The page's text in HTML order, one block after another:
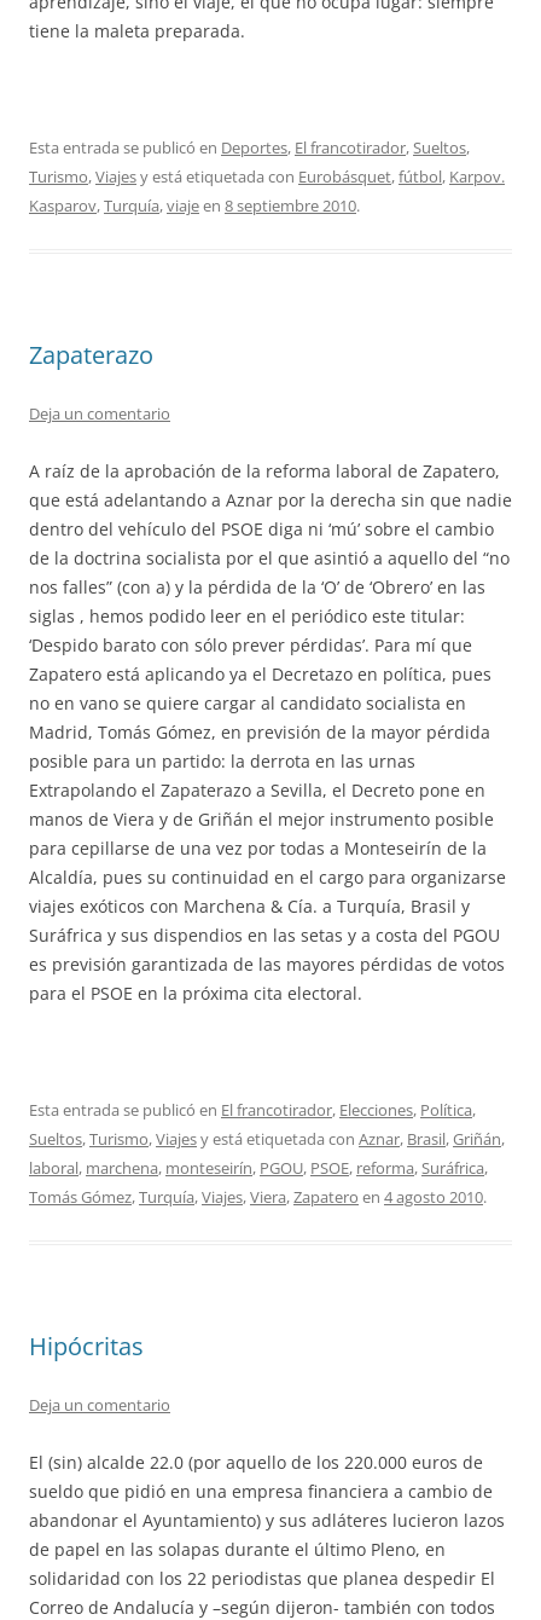
tiene la maleta preparada.
Esta entrada se publicó en Deportes, El francotirador,Sueltos,
Turismo,Viajesy está etiquetada con Eurobásquet,fútbol, Karpov.
Kasparov,Turquía,viajeen 8 septiembre 2010.
Zapaterazo
Deja un comentario
A raíz de la aprobación de la reforma laboral de Zapatero,
que está adelantando a Aznar por la derecha sin que nadie
dentro del vehículo del PSOE diga ni ‘mú’ sobre el cambio
de la doctrina socialista por el que asintió a aquello del “no
nos falles” (con a) y la pérdida de la ‘O’ de ‘Obrero’ en las
siglas , hemos podido leer en el periódico este titular:
‘Despido barato con sólo prever pérdidas’. Para mí que
Zapatero está aplicando ya el Decretazo en política, pues
no en vano se quiere cargar al candidato socialista en
Madrid, Tomás Gómez, en previsión de la mayor pérdida
posible para un partido: la derrota en las urnas
Extrapolando el Zapaterazo a Sevilla, el Decreto pone en
manos de Viera y de Griñán el mejor instrumento posible
para cepillarse de una vez por todas a Monteseirín de la
Alcaldía, pues su continuidad en el cargo para organizarse
viajes exóticos con Marchena & Cía. a Turquía, Brasil y
Suráfrica y sus dispendios en las setas y a costa del PGOU
es previsión garantizada de las mayores pérdidas de votos
para el PSOE en la próxima cita electoral.
Esta entrada se publicó en El francotirador, Elecciones, Política,
Sueltos,Turismo,Viajesy está etiquetada con Aznar, Brasil,Griñán,
laboral, marchena, monteseirín, PGOU, PSOE, reforma,Suráfrica,
Tomás Gómez,Turquía,Viajes,Viera,Zapatero en 4 agosto 2010.
Hipócritas
Deja un comentario
El (sin) alcalde 22.0 (por aquello de los 220.000 euros de
sueldo que pidió en una empresa financiera a cambio de
abandonar el Ayuntamiento) y sus adláteres lucieron lazos
de papel en las solapas durante el último Pleno, en
solidaridad con los 22 periodistas que planea despedir El
Correo de Andalucía y –según dijeron- también con todos